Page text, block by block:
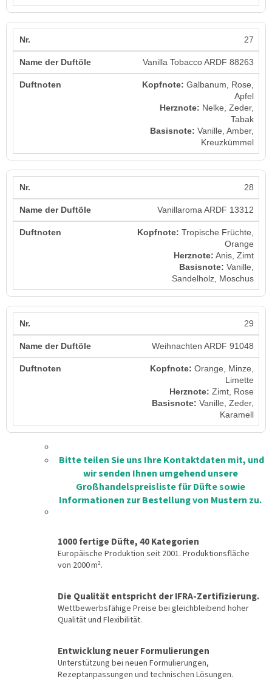
27
Vanilla Tobacco ARDF 88263
Kopfnote: Galbanum, Rose,
Apfel
Herznote: Nelke, Zeder,
Tabak
Basisnote: Vanille, Amber,
Kreuzkümmel
28
Vanillaroma ARDF 13312
Kopfnote: Tropische Früchte,
Orange
Herznote: Anis, Zimt
Basisnote: Vanille,
Sandelholz, Moschus
29
Weihnachten ARDF 91048
Kopfnote: Orange, Minze,
Limette
Herznote: Zimt, Rose
Basisnote: Vanille, Zeder,
Karamell
Bitte teilen Sie uns Ihre Kontaktdaten mit, und
wir senden Ihnen umgehend unsere
Großhandelspreisliste für Düfte sowie
Informationen zur Bestellung von Mustern zu.
1000 fertige Düfte, 40 Kategorien
Europäische Produktion seit 2001. Produktionsfläche
von 2000 m².
Die Qualität entspricht der IFRA-Zertifizierung.
Wettbewerbsfähige Preise bei gleichbleibend hoher
Qualität und Flexibilität.
Entwicklung neuer Formulierungen
Unterstützung bei neuen Formulierungen,
Rezeptanpassungen und technischen Lösungen.